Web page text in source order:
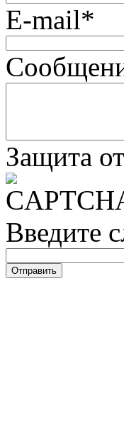
E-mail*
Защита
Введите